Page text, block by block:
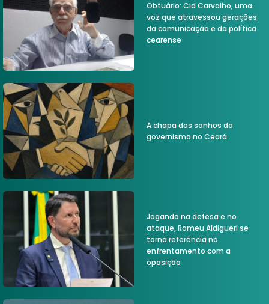
Obtuário: Cid Carvalho, uma
voz que atravessou gerações
da comunicação e da política
cearense
A chapa dos sonhos do
governismo no Ceará
Jogando na defesa e no
ataque, Romeu Aldigueri se
torna referência no
enfrentamento com a
oposição